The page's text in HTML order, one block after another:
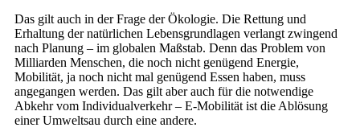
Das gilt auch in der Frage der Ökologie. Die Rettung und
Erhaltung der natürlichen Lebensgrundlagen verlangt zwingend
nach Planung – im globalen Maßstab. Denn das Problem von
Milliarden Menschen, die noch nicht genügend Energie,
Mobilität, ja noch nicht mal genügend Essen haben, muss
angegangen werden. Das gilt aber auch für die notwendige
Abkehr vom Individualverkehr – E-Mobilität ist die Ablösung
einer Umweltsau durch eine andere.